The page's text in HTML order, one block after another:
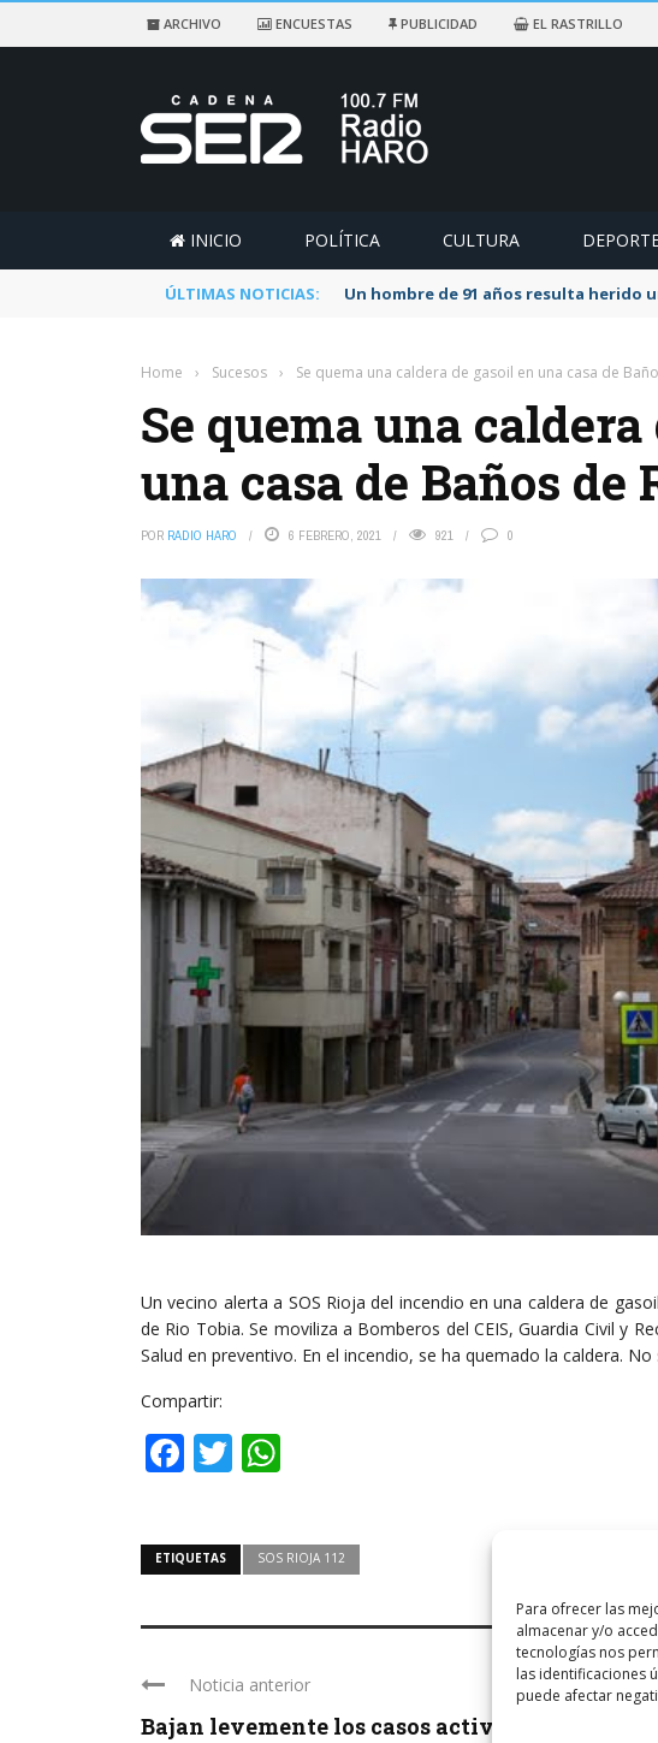
Para ofrecer las
almacenar y/o
tecnologías nos
las identificaciones
puede afectar
ARCHIVO ENCUESTAS PUBLICIDAD EL RASTRILLO
INICIO POLÍTICA CULTURA
ÚLTIMAS NOTICIAS: Un hombre de 91 años resulta herido
Home › Sucesos › Se quema una caldera de gasoil en una casa de
Se quema una
una casa de Baños de
POR RADIO HARO 6 FEBRERO, 2021 921 0
Un vecino alerta a SOS Rioja del incendio en una caldera de
de Rio Tobia. Se moviliza a Bomberos del CEIS, Guardia Civil y
Salud en preventivo. En el incendio, se ha quemado la caldera.
Compartir:
Facebook
Twitter
ETIQUETAS SOS RIOJA 112
Noticia anterior
Bajan levemente los casos activos de